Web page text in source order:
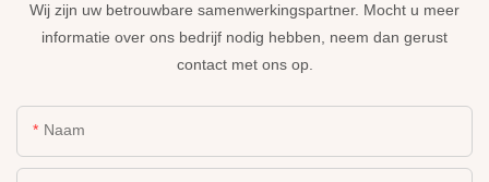
Wij zijn uw betrouwbare samenwerkingspartner. Mocht u meer
informatie over ons bedrijf nodig hebben, neem dan gerust
contact met ons op.
Naam